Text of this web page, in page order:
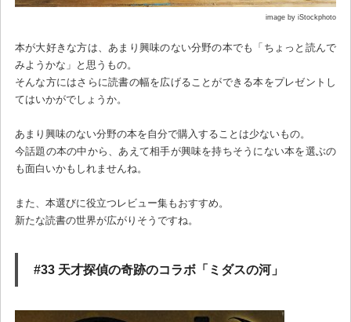
image by iStockphoto
本が大好きな方は、あまり興味のない分野の本でも「ちょっと読んで
みようかな」と思うもの。
そんな方にはさらに読書の幅を広げることができる本をプレゼントし
てはいかがでしょうか。
あまり興味のない分野の本を自分で購入することは少ないもの。
今話題の本の中から、あえて相手が興味を持ちそうにない本を選ぶの
も面白いかもしれませんね。
また、本選びに役立つレビュー集もおすすめ。
新たな読書の世界が広がりそうですね。
#33 天才探偵の奇跡のコラボ「ミダスの河」